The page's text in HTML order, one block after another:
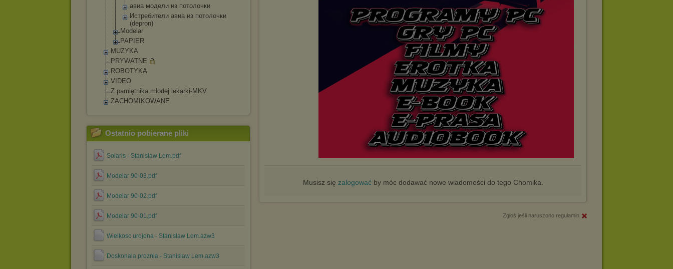
авиа модели из потолочки
Истребители авиа из потолочки
(depron)
Modelar
PAPIER
MUZYKA
PRYWATNE
ROBOTYKA
VIDEO
Z pamiętnika młodej lekarki-MKV
ZACHOMIKOWANE
Ostatnio pobierane pliki
Solaris - Stanislaw Lem.pdf
Modelar 90-03.pdf
Modelar 90-02.pdf
Modelar 90-01.pdf
Wielkosc urojona - Stanislaw Lem.azw3
Doskonala proznia - Stanislaw Lem.azw3
Musisz się zalogowaćby móc dodawać nowe wiadomości do tego Chomika.
Zgłoś jeśli naruszono regulamin